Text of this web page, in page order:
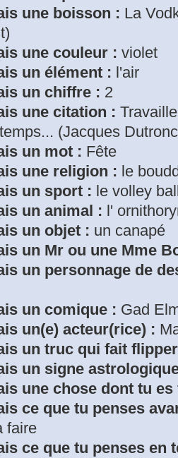
une boisson : La
une couleur : violet
un élément : l'air
un chiffre : 2
une citation :
(Jacques
un mot : Fête
une religion : le
un sport : le volley
un animal : l'
un objet : un canapé
un Mr ou une Mme
un personnage de
un comique : Gad
un(e) acteur(rice) :
un truc qui fait
un signe
une chose dont tu es
ce que tu penses
faire
ce que tu penses en